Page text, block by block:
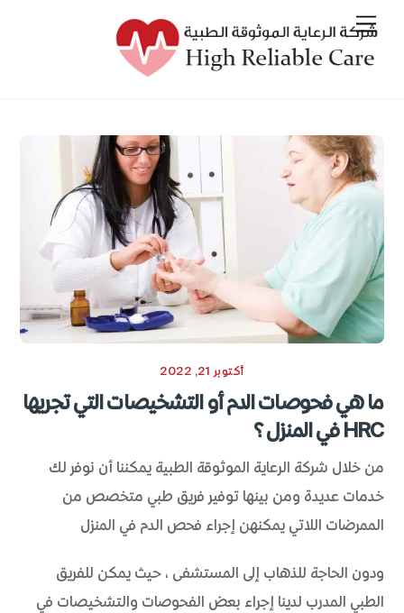
Skip
content
Menu
أكتوبر 21, 2022
ما هي فحوصات الدم أو التشخيصات التي تجريها
HRC في المنزل؟
من خلال شركة الرعاية الموثوقة الطبية يمكننا أن نوفر لك
خدمات عديدة ومن بينها توفير فريق طبي متخصص من
الممرضات اللاتي يمكنهن إجراء فحص الدم في المنزل
ودون الحاجة للذهاب إلى المستشفى، حيث يمكن للفريق
الطبي المدرب لدينا إجراء بعض الفحوصات والتشخيصات في